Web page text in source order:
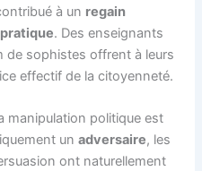
à un regain
. Des enseignants
de sophistes offrent à leurs
effectif de la citoyenneté.
manipulation politique est
unadversaire, les
ont naturellement